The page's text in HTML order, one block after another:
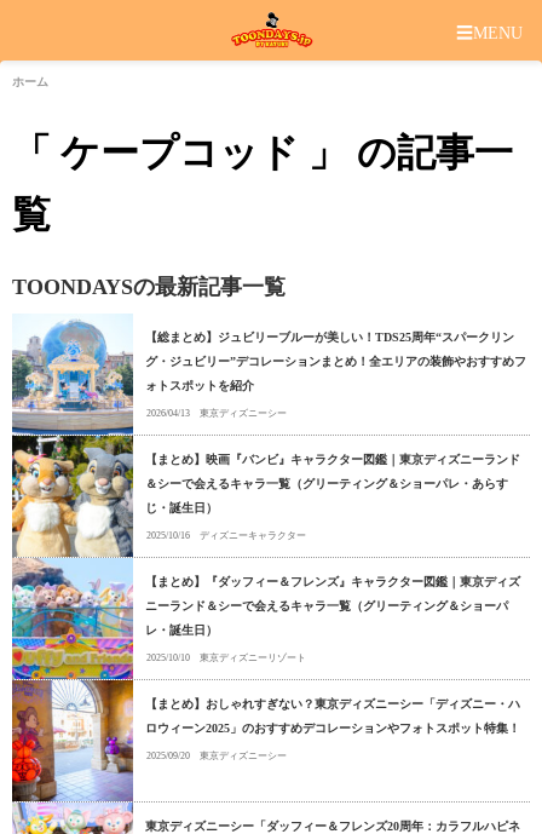
☰MENU
ホーム
「 ケープコッド 」 の記事一
覧
TOONDAYSの最新記事一覧
【総まとめ】ジュビリーブルーが美しい！TDS25周年“スパークリン
グ・ジュビリー”デコレーションまとめ！全エリアの装飾やおすすめフ
ォトスポットを紹介
2026/04/13 東京ディズニーシー
【まとめ】映画『バンビ』キャラクター図鑑｜東京ディズニーランド
＆シーで会えるキャラ一覧（グリーティング＆ショーパレ・あらす
じ・誕生日）
2025/10/16 ディズニーキャラクター
【まとめ】『ダッフィー＆フレンズ』キャラクター図鑑｜東京ディズ
ニーランド＆シーで会えるキャラ一覧（グリーティング＆ショーパ
レ・誕生日）
2025/10/10 東京ディズニーリゾート
【まとめ】おしゃれすぎない？東京ディズニーシー「ディズニー・ハ
ロウィーン2025」のおすすめデコレーションやフォトスポット特集！
2025/09/20 東京ディズニーシー
東京ディズニーシー「ダッフィー＆フレンズ20周年：カラフルハピネ